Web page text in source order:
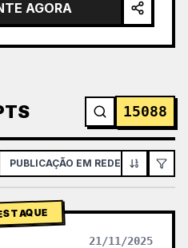
AGORA
15088
PUBLICAÇÃO EM REDES SOCIAIS
21/11/2025